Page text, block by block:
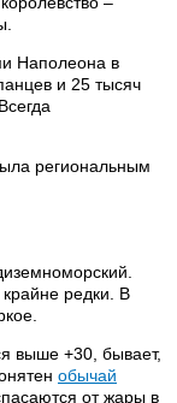
Наполеона в
и 25 тысяч
региональным
крайне редки. В
выше +30, бывает,
обычай
от жары в